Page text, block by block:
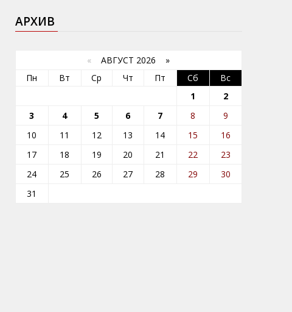
АРХИВ
« АВГУСТ 2026 »
Пн
Вт Ср Чт Пт Сб
Вс
1
2
3
4 5 6 7 8
9
10
11 12 13 14 15
16
17
18 19 20 21 22
23
24
25 26 27 28 29
30
31